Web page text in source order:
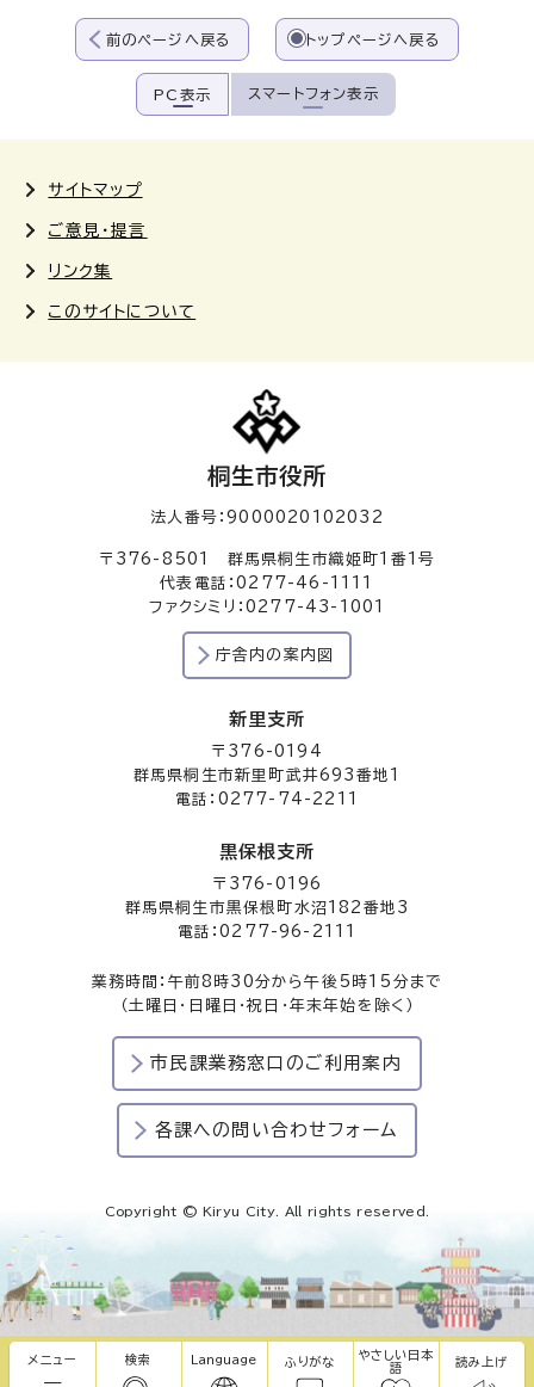
前のページへ戻る トップページへ戻る
PC表示 スマートフォン表示
メニュー 検索 Language ふりがな
やさしい日本
語
読み上げ
サイトマップ
ご意見・提言
リンク集
このサイトについて
桐生市役所
法人番号：9000020102032
〒376-8501 群馬県桐生市織姫町1番1号
代表電話：0277-46-1111
ファクシミリ：0277-43-1001
庁舎内の案内図
新里支所
〒376-0194
群馬県桐生市新里町武井693番地1
電話：0277-74-2211
黒保根支所
〒376-0196
群馬県桐生市黒保根町水沼182番地3
電話：0277-96-2111
業務時間：午前8時30分から午後5時15分まで
（土曜日・日曜日・祝日・年末年始を除く）
市民課業務窓口のご利用案内
各課への問い合わせフォーム
Copyright © Kiryu City. All rights reserved.